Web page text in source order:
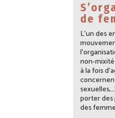
de
L’un des
non-
à la fois
porter des
des